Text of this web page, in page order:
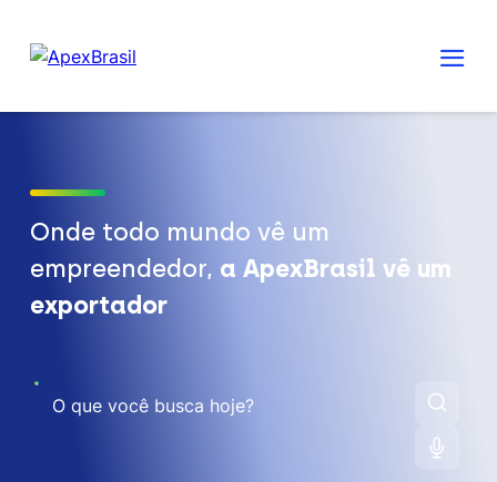
Onde todo mundo vê um
empreendedor, a ApexBrasil vê um
exportador